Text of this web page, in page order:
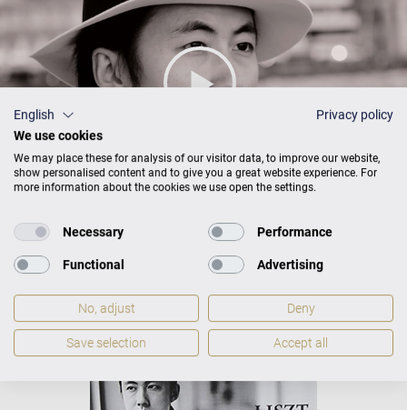
Haiou Zhang hraje Liszta
English
Privacy policy
We use cookies
We may place these for analysis of our visitor data, to improve our website,
show personalised content and to give you a great website experience. For
more information about the cookies we use open the settings.
Necessary Performance
Functional Advertising
No, adjust Deny
Save selection Accept all